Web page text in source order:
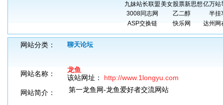
九妹站长联盟美女股票新思想亿万站
3008同志网
乙二醇
半挂
ASP交换链
快乐网 达州网
网站分类： 聊天论坛
网站名称：
龙鱼
该站网址： http://www.1longyu.com
网站简介：
第一龙鱼网-龙鱼爱好者交流网站